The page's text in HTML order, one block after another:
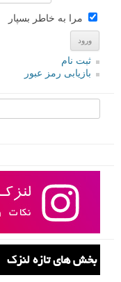
مرا به خاطر بسپار
ثبت نام
بازیابی رمز عبور
بخش های تازه لنزک